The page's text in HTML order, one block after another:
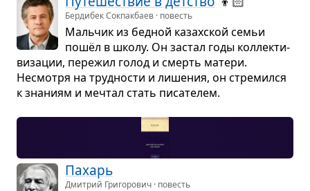
Бердибек Сокпакбаев · повесть
Маль­чик из бед­ной казах­ской семьи
пошёл в школу. Он застал годы кол­лек­ти­
ви­за­ции, пере­жил голод и смерть матери.
Несмотря на труд­но­сти и лише­ния, он стре­мился
к зна­ниям и меч­тал стать писа­те­лем.
Пахарь
Дмитрий Григорович · повесть